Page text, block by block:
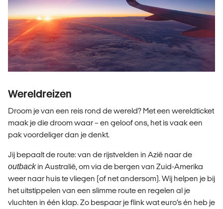
Wereldreizen
Droom je van een reis rond de wereld? Met een wereldticket
maak je die droom waar – en geloof ons, het is vaak een
pak voordeliger dan je denkt.
Jij bepaalt de route: van de rijstvelden in Azië naar de
outbackin Australië, om via de bergen van Zuid-Amerika
weer naar huis te vliegen (of net andersom). Wij helpen je bij
het uitstippelen van een slimme route en regelen al je
vluchten in één klap. Zo bespaar je flink wat euro’s én heb je